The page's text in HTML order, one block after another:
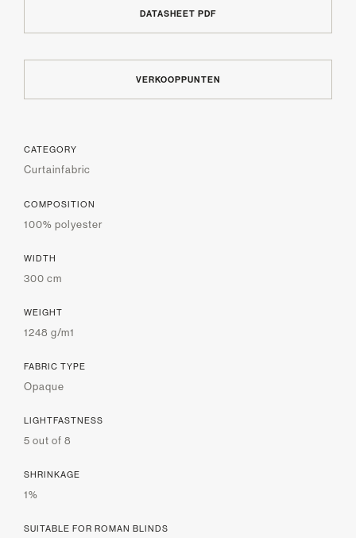
DATASHEET PDF
VERKOOPPUNTEN
CATEGORY
Curtainfabric
COMPOSITION
100% polyester
WIDTH
300 cm
WEIGHT
1248 g/m1
FABRIC TYPE
Opaque
LIGHTFASTNESS
5 out of 8
SHRINKAGE
1%
SUITABLE FOR ROMAN BLINDS